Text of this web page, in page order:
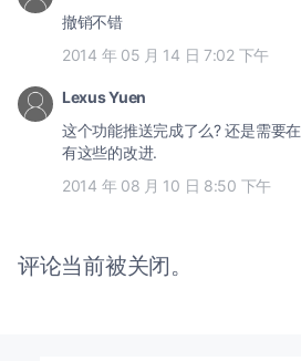
撤销不错
2014 年 05 月 14 日 7:02 下午
Lexus Yuen
这个功能推送完成了么? 还是需要
有这些的改进.
2014 年 08 月 10 日 8:50 下午
评论当前被关闭。